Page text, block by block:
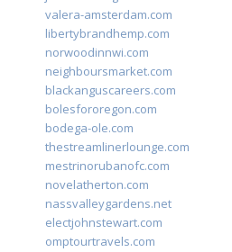
valera-amsterdam.com
libertybrandhemp.com
norwoodinnwi.com
neighboursmarket.com
blackanguscareers.com
bolesfororegon.com
bodega-ole.com
thestreamlinerlounge.com
mestrinorubanofc.com
novelatherton.com
nassvalleygardens.net
electjohnstewart.com
omptourtravels.com